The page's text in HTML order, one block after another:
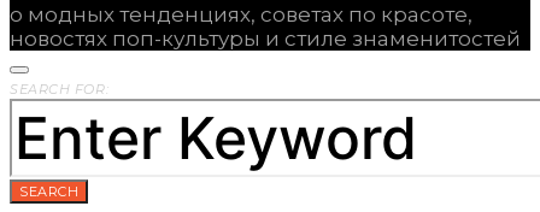
о модных тенденциях, советах по красоте,
новостях поп-культуры и стиле знаменитостей
SEARCH FOR:
SEARCH